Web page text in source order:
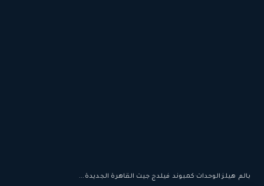
بالم هيلز·الوحدات·كمبوند فيلدج جيت القاهرة الجديدة...